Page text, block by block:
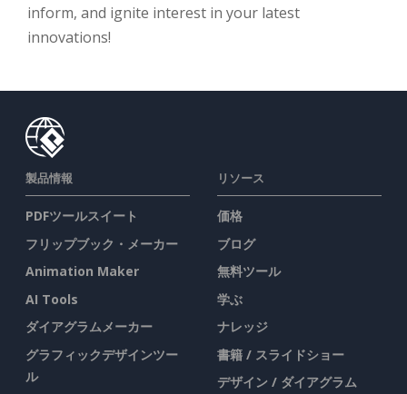
inform, and ignite interest in your latest
innovations!
製品情報
PDFツールスイート
フリップブック・メーカー
Animation Maker
AI Tools
ダイアグラムメーカー
グラフィックデザインツー
ル
リソース
価格
ブログ
無料ツール
学ぶ
ナレッジ
書籍 / スライドショー
デザイン / ダイアグラム